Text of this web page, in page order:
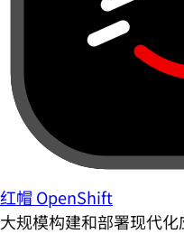
红帽 OpenShift
大规模构建和部署现代化